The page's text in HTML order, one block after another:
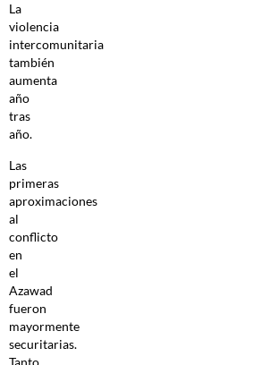
La
violencia
intercomunitaria
también
aumenta
año
tras
año.
Las
primeras
aproximaciones
al
conflicto
en
el
Azawad
fueron
mayormente
securitarias.
Tanto